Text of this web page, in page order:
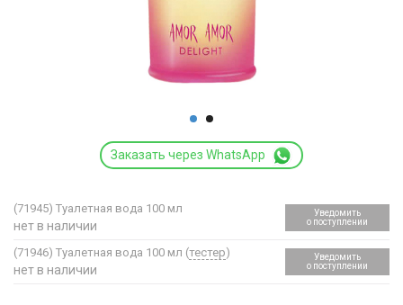
Заказать через WhatsApp
(71945) Туалетная вода 100 мл
нет в наличии
Уведомить
о поступлении
(71946) Туалетная вода 100 мл (тестер)
нет в наличии
Уведомить
о поступлении